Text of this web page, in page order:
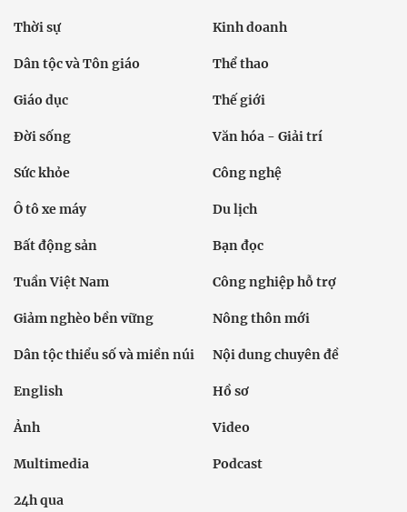
Thời sự Kinh doanh
Dân tộc và Tôn giáo Thể thao
Giáo dục Thế giới
Đời sống Văn hóa - Giải trí
Sức khỏe Công nghệ
Ô tô xe máy Du lịch
Bất động sản Bạn đọc
Tuần Việt Nam Công nghiệp hỗ trợ
Giảm nghèo bền vững Nông thôn mới
Dân tộc thiểu số và miền núi Nội dung chuyên đề
English Hồ sơ
Ảnh Video
Multimedia Podcast
24h qua